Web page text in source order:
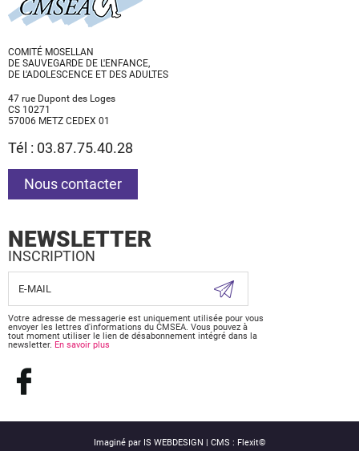
COMITÉ MOSELLAN
DE SAUVEGARDE DE L'ENFANCE,
DE L'ADOLESCENCE ET DES ADULTES
47 rue Dupont des Loges
CS 10271
57006 METZ CEDEX 01
Tél : 03.87.75.40.28
Nous contacter
NEWSLETTER
INSCRIPTION
Votre adresse de messagerie est uniquement utilisée pour vous
envoyer les lettres d'informations du CMSEA. Vous pouvez à
tout moment utiliser le lien de désabonnement intégré dans la
newsletter. En savoir plus
Imaginé par IS WEBDESIGN | CMS : Flexit©